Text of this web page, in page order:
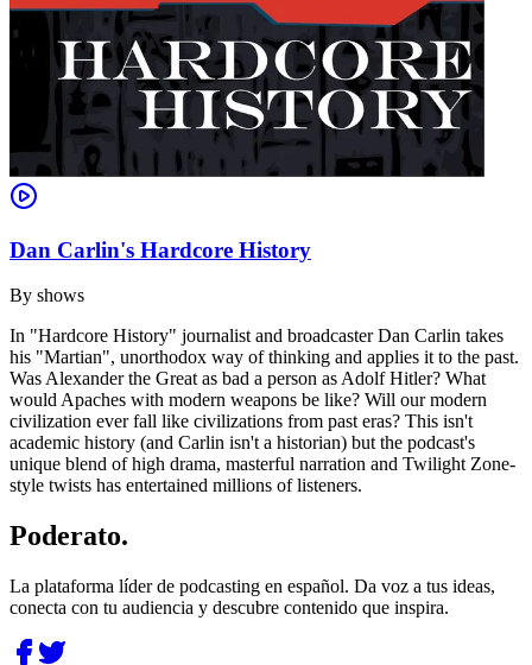
Dan Carlin's Hardcore History
By shows
In "Hardcore History" journalist and broadcaster Dan Carlin takes
his "Martian", unorthodox way of thinking and applies it to the past.
Was Alexander the Great as bad a person as Adolf Hitler? What
would Apaches with modern weapons be like? Will our modern
civilization ever fall like civilizations from past eras? This isn't
academic history (and Carlin isn't a historian) but the podcast's
unique blend of high drama, masterful narration and Twilight Zone-
style twists has entertained millions of listeners.
Poderato.
La plataforma líder de podcasting en español. Da voz a tus ideas,
conecta con tu audiencia y descubre contenido que inspira.